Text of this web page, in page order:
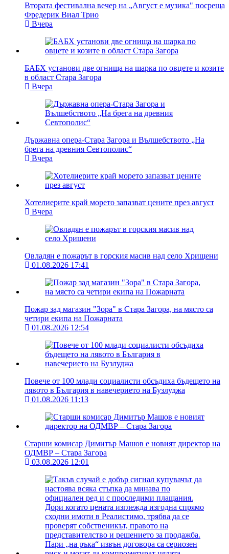
Втората фестивална вечер на „Август е музика" посреща
Фредерик Виал Трио
Вчера
БАБХ установи две огнища на шарка по овцете и козите
в област Стара Загора
Вчера
Държавна опера-Стара Загора и Вълшебството „На
брега на древния Севтополис“
Вчера
Хотелиерите край морето запазват цените през август
Вчера
Овладян е пожарът в горския масив над село Хрищени
01.08.2026 17:41
Пожар зад магазин "Зора" в Стара Загора, на място са
четири екипа на Пожарната
01.08.2026 12:54
Повече от 100 млади социалисти обсъдиха бъдещето на
лявото в България в навечерието на Бузлуджа
01.08.2026 11:13
Старши комисар Димитър Машов е новият директор на
ОДМВР – Стара Загора
03.08.2026 12:01